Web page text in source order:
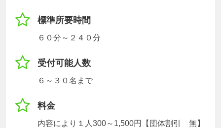
標準所要時間
６０分～２４０分
受付可能人数
６～３０名まで
料金
内容により１人300～1,500円【団体割引 無】